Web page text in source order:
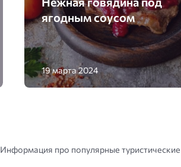
ягодным соусом
19 марта 2024
Информация про популярные